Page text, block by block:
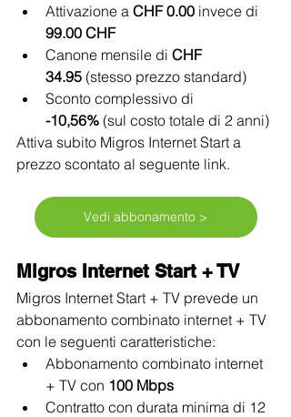
Attivazione a CHF 0.00 invece di
99.00 CHF
Canone mensile di CHF
34.95 (stesso prezzo standard)
Sconto complessivo di
-10,56% (sul costo totale di 2 anni)
Attiva subito Migros Internet Start a
prezzo scontato al seguente link.
Vedi abbonamento >
Migros Internet Start + TV
Migros Internet Start + TV prevede un
abbonamento combinato internet + TV
con le seguenti caratteristiche:
Abbonamento combinato internet
+ TV con 100 Mbps
Contratto con durata minima di 12